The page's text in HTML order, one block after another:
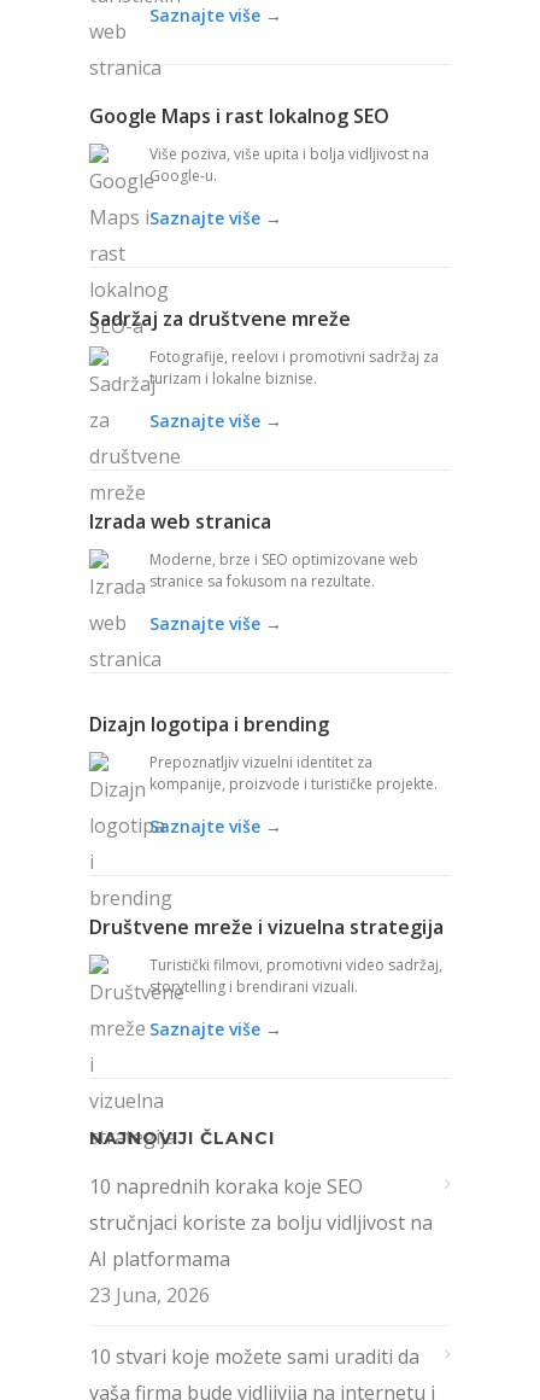
Saznajte više →
Google Maps i rast lokalnog SEO
Više poziva, više upita i bolja vidljivost na
Google-u.
Saznajte više →
Sadržaj za društvene mreže
Fotografije, reelovi i promotivni sadržaj za
turizam i lokalne biznise.
Saznajte više →
Izrada web stranica
Moderne, brze i SEO optimizovane web
stranice sa fokusom na rezultate.
Saznajte više →
Dizajn logotipa i brending
Prepoznatljiv vizuelni identitet za
kompanije, proizvode i turističke projekte.
Saznajte više →
Društvene mreže i vizuelna strategija
Turistički filmovi, promotivni video sadržaj,
storytelling i brendirani vizuali.
Saznajte više →
NAJNOVIJI ČLANCI
10 naprednih koraka koje SEO
stručnjaci koriste za bolju vidljivost na
AI platformama
23 Juna, 2026
10 stvari koje možete sami uraditi da
vaša firma bude vidljivija na internetu i